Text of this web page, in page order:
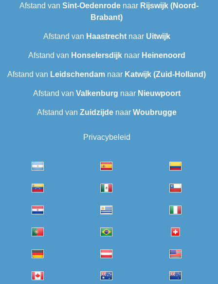
Afstand van Sint-Oedenrode naar Rijswijk (Noord-
Brabant)
Afstand van Haastrechtnaar Uitwijk
Afstand van Honselersdijknaar Heinenoord
Afstand van Leidschendam naar Katwijk (Zuid-Holland)
Afstand van Valkenburg naar Nieuwpoort
Afstand van Zuidzijdenaar Woubrugge
Privacybeleid